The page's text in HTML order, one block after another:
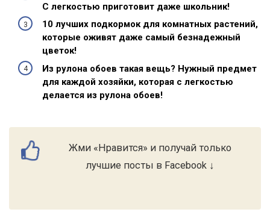
С легкостью приготовит даже школьник!
10 лучших подкормок для комнатных растений,
которые оживят даже самый безнадежный
цветок!
Из рулона обоев такая вещь? Нужный предмет
для каждой хозяйки, которая с легкостью
делается из рулона обоев!
Жми «Нравится» и получай только
лучшие посты в Facebook ↓